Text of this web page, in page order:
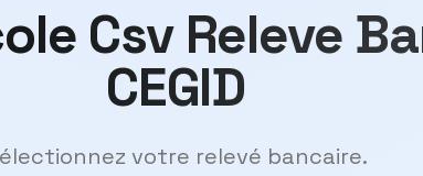
Csv Releve
CEGID
votre relevé bancaire.